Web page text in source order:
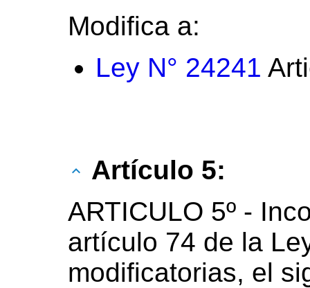
Modifica a:
Ley N° 24241
Artículo 5:
ARTICULO 5º -
artículo 74 de la
modificatorias, el